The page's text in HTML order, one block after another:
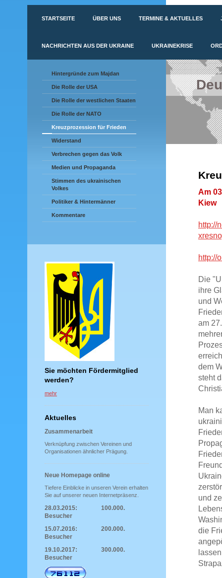
STARTSEITE ÜBER UNS TERMINE & AKTUELLES
NACHRICHTEN AUS DER UKRAINE UKRAINEKRISE
Hintergründe zum Majdan
Die Rolle der USA
Die Rolle der westlichen Staaten
Die Rolle der NATO
Kreuzprozession für Frieden
Widerstand
Verbrechen gegen das Volk
Medien und Propaganda
Stimmen des ukrainischen
Volkes
Politiker & Hintermänner
Kommentare
Sie möchten Fördermitglied
werden?
mehr
Aktuelles
Zusammenarbeit
Verknüpfung zwischen Vereinen und
Organisationen ähnlicher Prägung.
Neue Homepage online
Tiefere Einblicke in unseren Verein erhalten
Sie auf unserer neuen Internetpräsenz.
28.03.2015: 100.000.
Besucher
15.07.2016: 200.000.
Besucher
19.10.2017: 300.000.
Besucher
Am
Kiew
http://
http://
Die
ihre
und
am
dem
steht
Man
und
die